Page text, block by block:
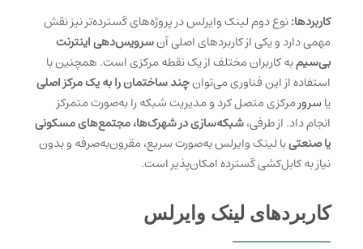
کاربردها:نوع دوم لینک وایرلس در پروژه‌های گسترده‌تر نیز نقش
مهمی دارد و یکی از کاربردهای اصلی آنسرویس‌دهی اینترنت
بی‌سیمبه کاربران مختلف از یک نقطه مرکزی است. همچنین با
استفاده از این فناوری می‌توانچند ساختمان را به یک مرکز اصلی
یا سرور مرکزی متصل کرد و مدیریت شبکه را به‌صورت متمرکز
انجام داد. از طرفی،شبکه‌سازی در شهرک‌ها، مجتمع‌های مسکونی
یا صنعتیبا لینک وایرلس به‌صورت سریع، مقرون‌به‌صرفه و بدون
نیاز به کابل‌کشی گسترده امکان‌پذیر است.
کاربردهای لینک وایرلس